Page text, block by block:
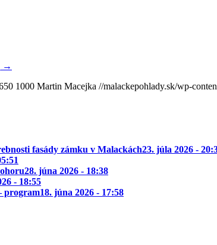
→
1000 Martin Macejka //malackepohlady.sk/wp-
fasády zámku v Malackách23. júla 2026 -
28. júna 2026 - 18:38
- 18:55
program18. júna 2026 - 17:58